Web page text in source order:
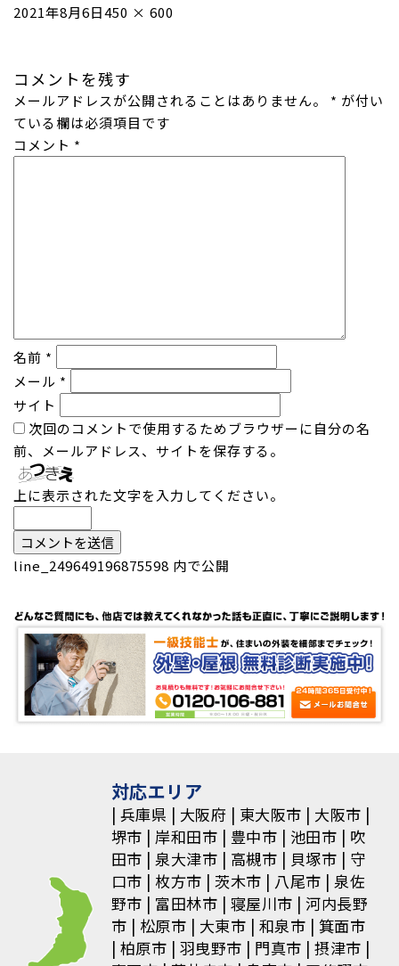
投
2021年8月6日フ
イ
ズ
450 × 600
コメントを残す
メールアドレスが公開されることはありません。 * が付い
ている欄は必須項目です
コメント *
名前 *
メール *
サイト
次回のコメントで使用するためブラウザーに自分の名
前、メールアドレス、サイトを保存する。
上に表示された文字を入力してください。
投
稿
ナ
ビ
ゲ
line_249649196875598 内で公開
対応エリア
兵庫県 大阪府 東大阪市
大阪市
堺市
岸和田市 豊中市 池田市
吹
田市
泉大津市 高槻市 貝塚市
守
口市
枚方市 茨木市 八尾市
泉佐
野市
富田林市 寝屋川市
河内長野
市
松原市 大東市 和泉市 箕面市
柏原市 羽曳野市 門真市
摂津市